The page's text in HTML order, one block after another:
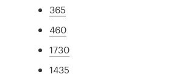
365
460
1730
1435